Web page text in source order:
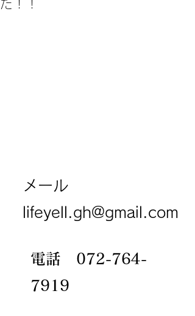
た！！
メール
lifeyell.gh@gmail.com
電話 072-764-
7919